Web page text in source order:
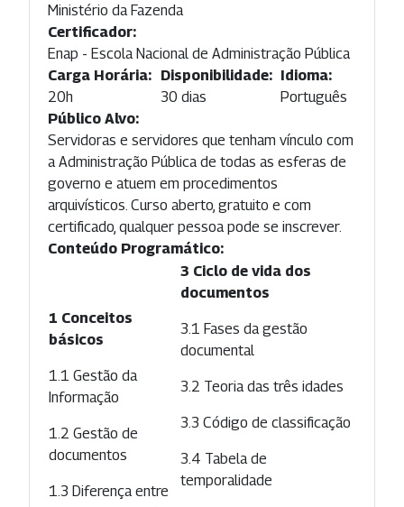
Ministério da Fazenda
Certificador:
Enap - Escola Nacional de Administração Pública
Carga Horária:
20h
Disponibilidade:
30 dias
Idioma:
Português
Público Alvo:
Servidoras e servidores que tenham vínculo com
a Administração Pública de todas as esferas de
governo e atuem em procedimentos
arquivísticos. Curso aberto, gratuito e com
certificado, qualquer pessoa pode se inscrever.
Conteúdo Programático:
1 Conceitos
básicos
1.1 Gestão da
Informação
1.2 Gestão de
documentos
1.3 Diferença entre
3 Ciclo de vida dos
documentos
3.1 Fases da gestão
documental
3.2 Teoria das três idades
3.3 Código de classificação
3.4 Tabela de
temporalidade